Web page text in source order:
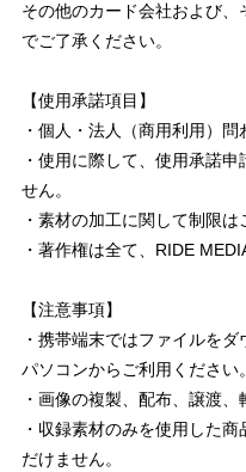
その他のカード会社および
でご了承ください。
【使用承諾項目】
・個人・法人（商用利用）問
・使用に際して、使用承諾
せん。
・素材の加工に関して制限は
・著作権は全て、RIDE
【注意事項】
・携帯端末ではファイルを
パソコンからご利用ください。
・画像の複製、配布、譲渡、
・収録素材のみを使用した
だけません。